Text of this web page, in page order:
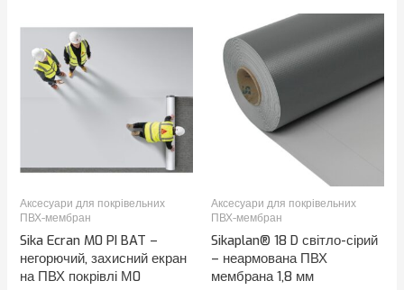
Аксесуари для покрівельних
ПВХ-мембран
Sika Ecran M0 PI BAT –
негорючий, захисний екран
на ПВХ покрівлі М0
Аксесуари для покрівельних
ПВХ-мембран
Sikaplan® 18 D світло-сірий
– неармована ПВХ
мембрана 1,8 мм